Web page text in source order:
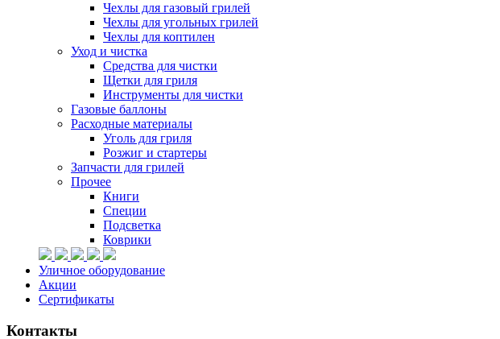
Чехлы для газовый грилей
Чехлы для угольных грилей
Чехлы для коптилен
Уход и чистка
Средства для чистки
Щетки для гриля
Инструменты для чистки
Газовые баллоны
Расходные материалы
Уголь для гриля
Розжиг и стартеры
Запчасти для грилей
Прочее
Книги
Специи
Подсветка
Коврики
Уличное оборудование
Акции
Сертификаты
Контакты